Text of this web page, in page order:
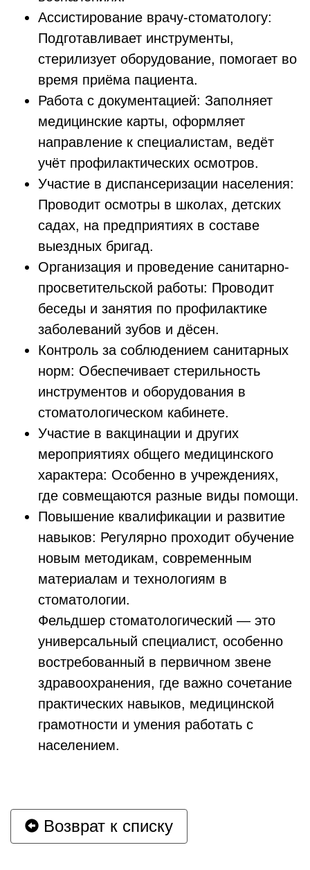
Ассистирование врачу-стоматологу:
Подготавливает инструменты,
стерилизует оборудование, помогает во
время приёма пациента.
Работа с документацией: Заполняет
медицинские карты, оформляет
направление к специалистам, ведёт
учёт профилактических осмотров.
Участие в диспансеризации населения:
Проводит осмотры в школах, детских
садах, на предприятиях в составе
выездных бригад.
Организация и проведение санитарно-
просветительской работы: Проводит
беседы и занятия по профилактике
заболеваний зубов и дёсен.
Контроль за соблюдением санитарных
норм: Обеспечивает стерильность
инструментов и оборудования в
стоматологическом кабинете.
Участие в вакцинации и других
мероприятиях общего медицинского
характера: Особенно в учреждениях,
где совмещаются разные виды помощи.
Повышение квалификации и развитие
навыков: Регулярно проходит обучение
новым методикам, современным
материалам и технологиям в
стоматологии.
Фельдшер стоматологический — это
универсальный специалист, особенно
востребованный в первичном звене
здравоохранения, где важно сочетание
практических навыков, медицинской
грамотности и умения работать с
населением.
Возврат к списку